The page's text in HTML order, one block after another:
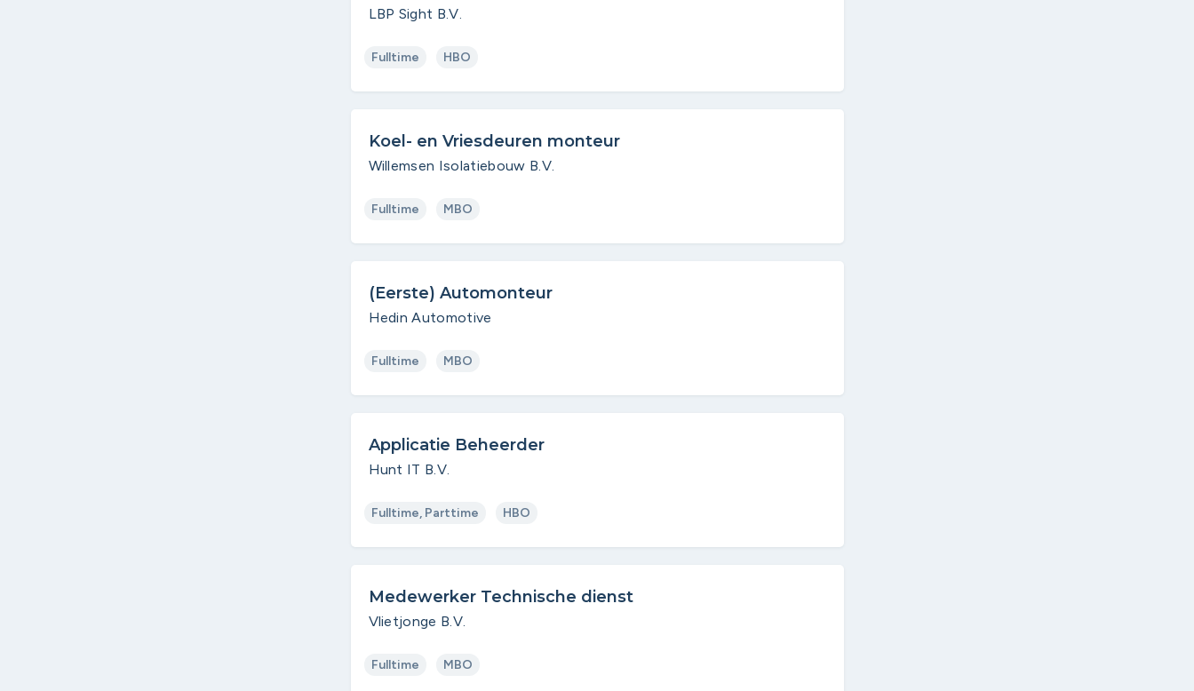
LBP Sight B.V.
Fulltime HBO
Koel- en Vriesdeuren monteur
Willemsen Isolatiebouw B.V.
Fulltime MBO
(Eerste) Automonteur
Hedin Automotive
Fulltime MBO
Applicatie Beheerder
Hunt IT B.V.
Fulltime, Parttime HBO
Medewerker Technische dienst
Vlietjonge B.V.
Fulltime MBO